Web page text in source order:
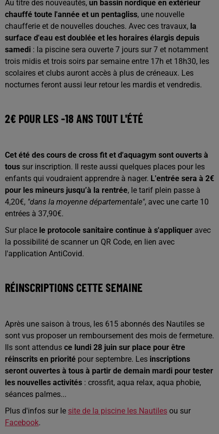
Au titre des nouveautés, un bassin nordique en extérieur
chauffé toute l'année et un pentagliss, une nouvelle
chaufferie et de nouvelles douches. Avec ces travaux, la
surface d'eau est doublée et les horaires élargis depuis
samedi : la piscine sera ouverte 7 jours sur 7 et notamment
trois midis et trois soirs par semaine entre 17h et 18h30, les
scolaires et clubs auront accès à plus de créneaux. Les
nocturnes feront aussi leur retour les mardis et vendredis.
2€ POUR LES -18 ANS TOUT L'ÉTÉ
Cet été des cours de cross fit et d'aquagym sont ouverts à
tous sur inscription. Il reste aussi quelques places pour les
enfants qui voudraient apprendre à nager. L'entrée sera à 2€
pour les mineurs jusqu’à la rentrée, le tarif plein passe à
4,20€, "dans la moyenne départementale", avec une carte 10
entrées à 37,90€.
Sur place le protocole sanitaire continue à s'appliquer avec
la possibilité de scanner un QR Code, en lien avec
l'application AntiCovid.
RÉINSCRIPTIONS CETTE SEMAINE
Après une saison à trous, les 615 abonnés des Nautiles se
sont vus proposer un remboursement des mois de fermeture.
Ils sont attendus ce lundi 28 juin sur place pour être
réinscrits en priorité pour septembre. Les inscriptions
seront ouvertes à tous à partir de demain mardi pour tester
les nouvelles activités : crossfit, aqua relax, aqua phobie,
séances palmes...
Plus d'infos sur le site de la piscine les Nautiles ou sur
Facebook.